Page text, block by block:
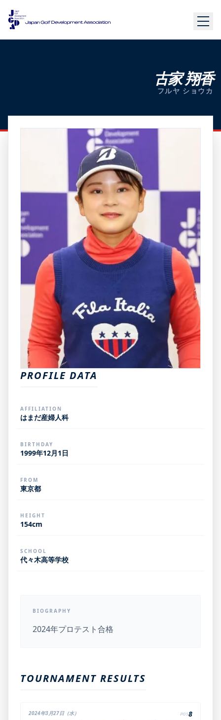
古家 翔香
フルヤ ショウカ
PROFILE DATA
AFFILIATION
はまだ産婦人科
BIRTHDAY
1999年12月1日
FROM
東京都
HEIGHT
154cm
SCHOOL
代々木高等学校
BIOGRAPHY
2024年プロテスト合格
TOURNAMENT RESULTS
2024年3月27日（水） POS8